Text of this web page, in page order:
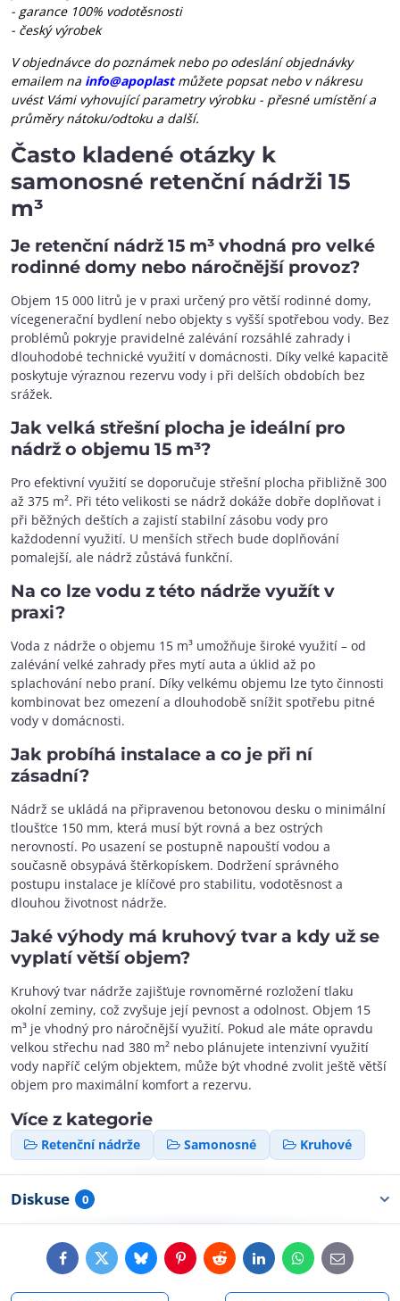
- garance 100% vodotěsnosti
- český výrobek
V objednávce do poznámek nebo po odeslání objednávky
emailem na info@apoplast můžete popsat nebo v nákresu
uvést Vámi vyhovující parametry výrobku - přesné umístění a
průměry nátoku/odtoku a další.
Často kladené otázky k
samonosné retenční nádrži 15
m³
Je retenční nádrž 15 m³ vhodná pro velké
rodinné domy nebo náročnější provoz?
Objem 15 000 litrů je v praxi určený pro větší rodinné domy,
vícegenerační bydlení nebo objekty s vyšší spotřebou vody. Bez
problémů pokryje pravidelné zalévání rozsáhlé zahrady i
dlouhodobé technické využití v domácnosti. Díky velké kapacitě
poskytuje výraznou rezervu vody i při delších obdobích bez
srážek.
Jak velká střešní plocha je ideální pro
nádrž o objemu 15 m³?
Pro efektivní využití se doporučuje střešní plocha přibližně 300
až 375 m². Při této velikosti se nádrž dokáže dobře doplňovat i
při běžných deštích a zajistí stabilní zásobu vody pro
každodenní využití. U menších střech bude doplňování
pomalejší, ale nádrž zůstává funkční.
Na co lze vodu z této nádrže využít v
praxi?
Voda z nádrže o objemu 15 m³ umožňuje široké využití – od
zalévání velké zahrady přes mytí auta a úklid až po
splachování nebo praní. Díky velkému objemu lze tyto činnosti
kombinovat bez omezení a dlouhodobě snížit spotřebu pitné
vody v domácnosti.
Jak probíhá instalace a co je při ní
zásadní?
Nádrž se ukládá na připravenou betonovou desku o minimální
tloušťce 150 mm, která musí být rovná a bez ostrých
nerovností. Po usazení se postupně napouští vodou a
současně obsypává štěrkopískem. Dodržení správného
postupu instalace je klíčové pro stabilitu, vodotěsnost a
dlouhou životnost nádrže.
Jaké výhody má kruhový tvar a kdy už se
vyplatí větší objem?
Kruhový tvar nádrže zajišťuje rovnoměrné rozložení tlaku
okolní zeminy, což zvyšuje její pevnost a odolnost. Objem 15
m³ je vhodný pro náročnější využití. Pokud ale máte opravdu
velkou střechu nad 380 m² nebo plánujete intenzivní využití
vody napříč celým objektem, může být vhodné zvolit ještě větší
objem pro maximální komfort a rezervu.
Více z kategorie
Retenční nádrže Samonosné Kruhové
Diskuse 0
FacebookTwitterBlueskyPinterestRedditLinkedInWhatsApp
E-
mail